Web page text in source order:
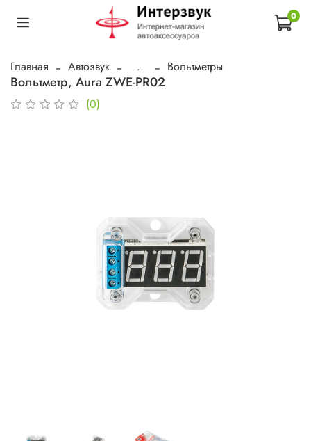
0
Главная Автозвук ... Вольтметры
Вольтметр, Aura ZWE-PR02
(0)